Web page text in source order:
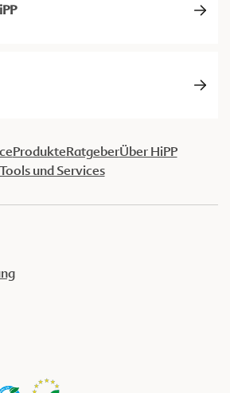
ProdukteRatgeberÜber HiPP
Tools und Services